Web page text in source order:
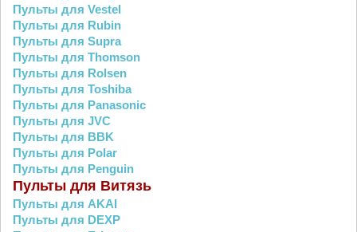
Пульты для Vestel
Пульты для Rubin
Пульты для Supra
Пульты для Thomson
Пульты для Rolsen
Пульты для Toshiba
Пульты для Panasonic
Пульты для JVC
Пульты для BBK
Пульты для Polar
Пульты для Penguin
Пульты для Витязь
Пульты для AKAI
Пульты для DEXP